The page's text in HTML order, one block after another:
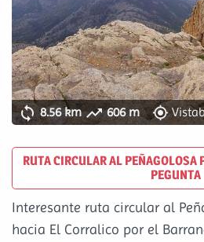
 8.56 km  606 m 
RUTA CIRCULAR AL PEÑAGOLOSA
PEGUNTA
Interesante ruta circular al
hacia El Corralico por el